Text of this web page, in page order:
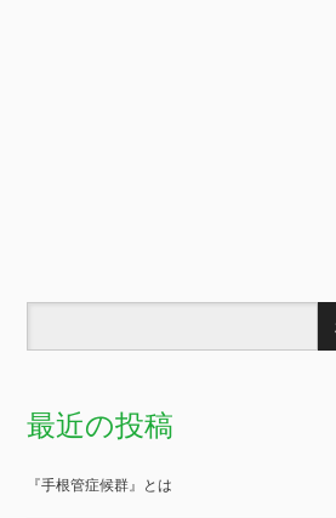
最近の投稿
『手根管症候群』とは